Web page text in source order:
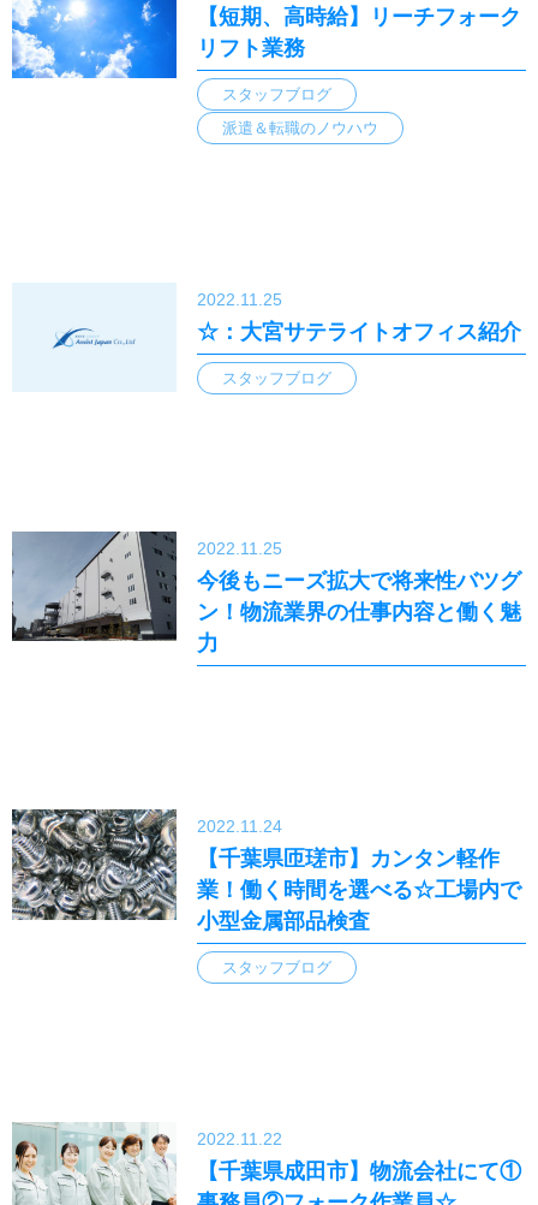
【短期、高時給】リーチフォーク
リフト業務
スタッフブログ
派遣＆転職のノウハウ
2022.11.25
☆：大宮サテライトオフィス紹介
スタッフブログ
2022.11.25
今後もニーズ拡大で将来性バツグ
ン！物流業界の仕事内容と働く魅
力
2022.11.24
【千葉県匝瑳市】カンタン軽作
業！働く時間を選べる☆工場内で
小型金属部品検査
スタッフブログ
2022.11.22
【千葉県成田市】物流会社にて①